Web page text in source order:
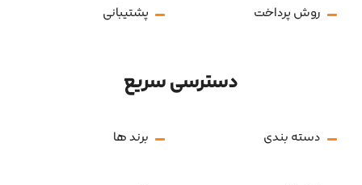
روش پرداخت پشتیبانی
دسترسی سریع
دسته بندی برند ها